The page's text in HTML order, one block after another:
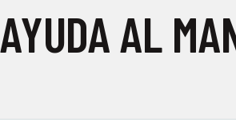
AYUDA AL
BLOG